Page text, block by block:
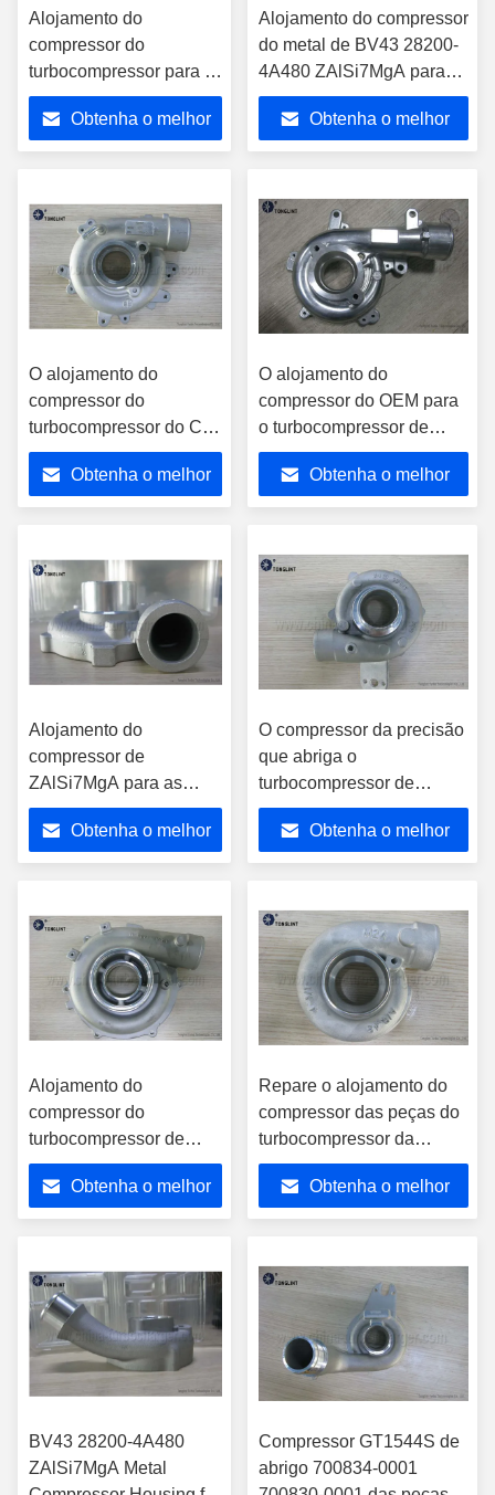
Alojamento do
compressor do
turbocompressor para o
turbocompressor do
reparo ou o
turbocompressor da
Obtenha o melhor
Alojamento do compressor
do metal de BV43 28200-
4A480 ZAlSi7MgA para
turbocompressores de
HyundaiObtenha o melhor
O alojamento do
compressor do
turbocompressor do CT
17298-30120 para o
carro de Toyota parte
17201-OL030 17201-
Obtenha o melhor
O alojamento do
compressor do OEM para
o turbocompressor de
Toyota parte CT 17201-
0L040 17201-OL040
Obtenha o melhor
Alojamento do
compressor de
ZAlSi7MgA para as
peças sobresselentes
GT25 775899-5001 do
turbocompressor de
Obtenha o melhor
O compressor da precisão
que abriga o
turbocompressor de
IZUSU parte GT2560S
701390-0002 700716-
0009
Obtenha o melhor
Alojamento do
compressor do
turbocompressor de
GTA3782D 751361-
0001 para peças de
automóvel de Navistar
Obtenha o melhor
Repare o alojamento do
compressor das peças do
turbocompressor da
reconstrução do
turbocompressor para o
motor da trilha do ônibus
Obtenha o melhor
BV43 28200-4A480
ZAlSi7MgA Metal
Compressor GT1544S de
abrigo 700834-0001